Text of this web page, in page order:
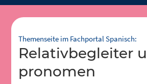
Themenseite im Fachportal Spanisch:
Relativbegleiter und -
pronomen